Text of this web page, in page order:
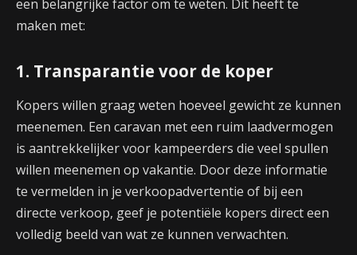
een belangrijke factor om te weten. Dit heeft te
maken met:
1. Transparantie voor de koper
Kopers willen graag weten hoeveel gewicht ze kunnen
meenemen. Een caravan met een ruim laadvermogen
is aantrekkelijker voor kampeerders die veel spullen
willen meenemen op vakantie. Door deze informatie
te vermelden in je verkoopadvertentie of bij een
directe verkoop, geef je potentiële kopers direct een
volledig beeld van wat ze kunnen verwachten.